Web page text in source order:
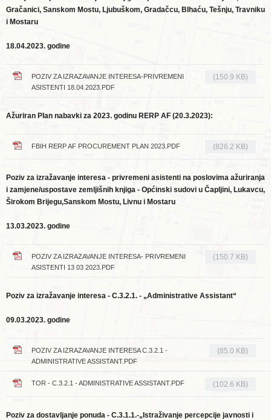
Gračanici, Sanskom Mostu, Ljubuškom, Gradačcu, BIhaću, Tešnju, Travniku
i Mostaru
18.04.2023. godine
POZIV ZA IZRAZAVANJE INTERESA-PRIVREMENI
ASISTENTI 18.04.2023.PDF
(150.9 KB)
Ažuriran Plan nabavki za 2023. godinu RERP AF (20.3.2023):
FBIH RERP AF PROCUREMENT PLAN 2023.PDF (826.2 KB)
Poziv za izražavanje interesa - privremeni asistenti na poslovima ažuriranja
i zamjene/uspostave zemljišnih knjiga - Općinski sudovi u Čapljini, Lukavcu,
Širokom Brijegu,Sanskom Mostu, Livnu i Mostaru
13.03.2023. godine
POZIV ZA IZRAZAVANJE INTERESA- PRIVREMENI
ASISTENTI 13 03 2023.PDF
(150.7 KB)
Poziv za izražavanje interesa - C.3.2.1. - „Administrative Assistant“
09.03.2023. godine
POZIV ZA IZRAZAVANJE INTERESA C.3.2.1 -
ADMINISTRATIVE ASSISTANT.PDF
(85.0 KB)
TOR - C.3.2.1 - ADMINISTRATIVE ASSISTANT.PDF (102.6 KB)
Poziv za dostavljanje ponuda - C.3.1.1.-„Istraživanje percepcije javnosti i